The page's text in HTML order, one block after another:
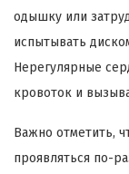
одышку или
испытывать
Нерегулярные
кровоток и
Важно отметить,
проявляться по-